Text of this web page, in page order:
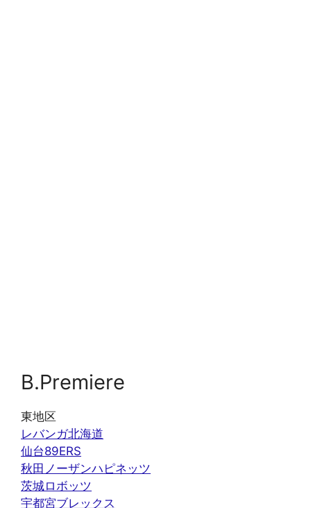
B.Premiere
東地区
レバンガ北海道
仙台89ERS
秋田ノーザンハピネッツ
茨城ロボッツ
宇都宮ブレックス